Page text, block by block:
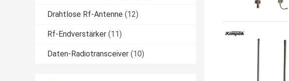
Drahtlose Rf-Antenne (12)
Rf-Endverstärker (11)
Daten-Radiotransceiver (10)